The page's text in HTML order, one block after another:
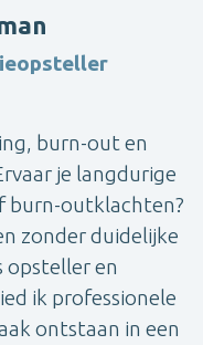
burn-out en
je langdurige
burn-outklachten?
zonder duidelijke
opsteller en
ik professionele
ontstaan in een